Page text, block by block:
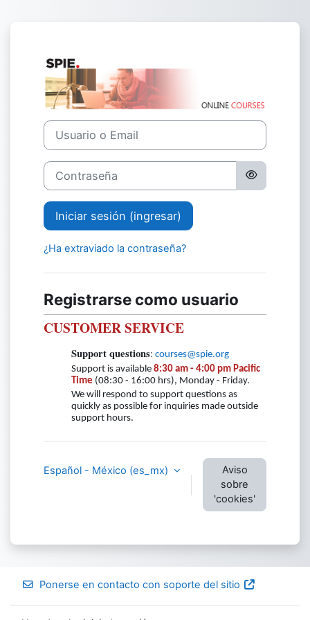
Ingresar a SPIE
Usuario o Email
Contraseña
Iniciar sesión (ingresar)
¿Ha extraviado la contraseña?
Registrarse como usuario
CUSTOMER SERVICE
Support questions: courses@spie.org
Support is available 8:30 am - 4:00 pm Pacific
Time (08:30 - 16:00 hrs), Monday - Friday.
We will respond to support questions as
quickly as possible for inquiries made outside
support hours.
Español - México ‎(es_mx)‎
Aviso
sobre
'cookies'
Ponerse en contacto con soporte del sitio